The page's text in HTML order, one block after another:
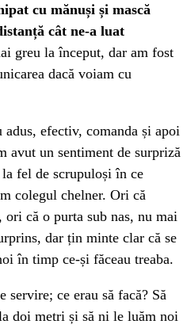
cu mănuși și mască
cât ne-a luat
greu la început, dar am fost
dacă voiam cu
efectiv, comanda și apoi
avut un sentiment de surpriză
fel de scrupuloși în ce
colegul chelner. Ori că
ori că o purta sub nas, nu mai
dar țin minte clar că se
în timp ce-și făceau treaba.
ce erau să facă? Să
doi metri și să ni le luăm noi